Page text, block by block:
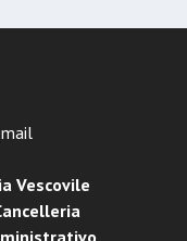
Vescovile